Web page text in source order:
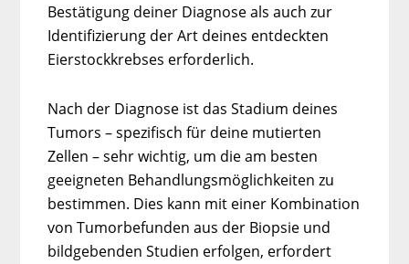
Bestätigung deiner Diagnose als auch zur
Identifizierung der Art deines entdeckten
Eierstockkrebses erforderlich.
Nach der Diagnose ist das Stadium deines
Tumors – spezifisch für deine mutierten
Zellen – sehr wichtig, um die am besten
geeigneten Behandlungsmöglichkeiten zu
bestimmen. Dies kann mit einer Kombination
von Tumorbefunden aus der Biopsie und
bildgebenden Studien erfolgen, erfordert